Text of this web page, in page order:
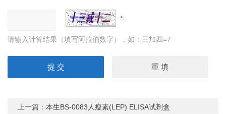
请输入计算结果（填写阿拉伯数字），如：三加四=7
上一篇：本生BS-0083人瘦素(LEP) ELISA试剂盒